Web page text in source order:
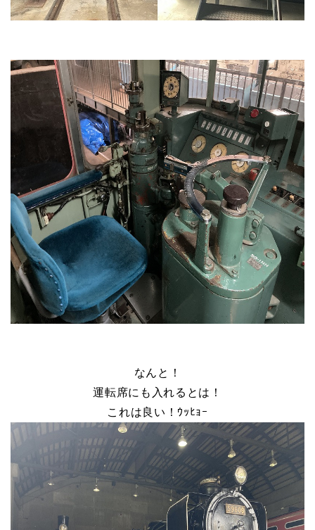
なんと！
運転席にも入れるとは！
これは良い！ｳｯﾋｮｰ